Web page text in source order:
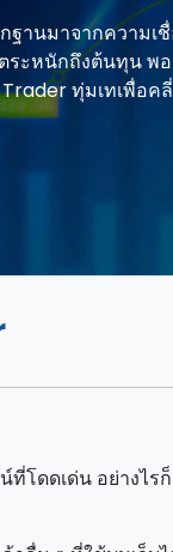
ฐานมาจากความ
ะหนักถึงต้นทุน พ
Trader ทุ่มเทเพื่อค
โดดเด่น อย่างไ